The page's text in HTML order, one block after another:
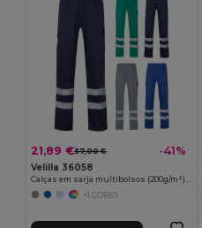
21,89 €37,00 € -41%
Velilla 36058
+1 CORES